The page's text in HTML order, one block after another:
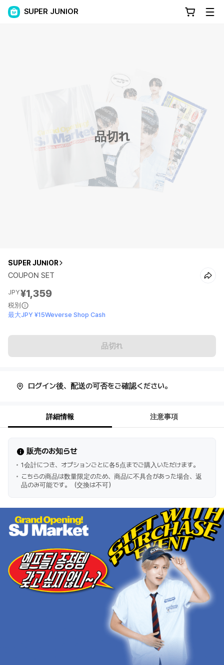
SUPER JUNIOR
品切れ
SUPER JUNIOR
COUPON SET
JPY¥1,359
税別
最大JPY ¥15Weverse Shop Cash
品切れ
ログイン後、配送の可否をご確認ください。
詳細情報 注意事項
販売のお知らせ
1会計につき、オプションごとに各5点までご購入いただけます。
こちらの商品は数量限定のため、商品に不具合があった場合、返
品のみ可能です。（交換は不可）